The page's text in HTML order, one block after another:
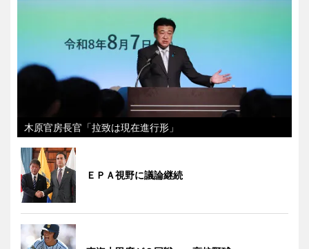
木原官房長官「拉致は現在進行形」
ＥＰＡ視野に議論継続